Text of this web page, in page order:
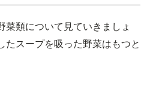
菜類について見ていきましょ
たスープを吸った野菜はもつと